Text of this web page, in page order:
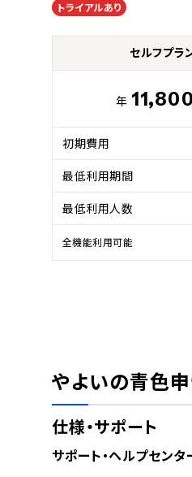
トライアルあり
セルフプラ
年 11,800
初期費用
最低利用期間
最低利用人数
全機能利用可能
やよいの青色
仕様・サポート
サポート・ヘルプセンタ